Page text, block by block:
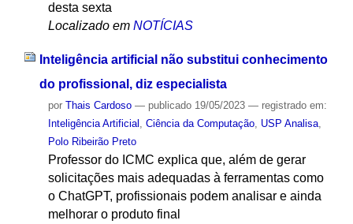
desta sexta
Localizado em NOTÍCIAS
Inteligência artificial não substitui conhecimento
do profissional, diz especialista
por Thais Cardoso — publicado19/05/2023 — registrado em:
Inteligência Artificial
Ciência da Computação, USP Analisa,
Polo Ribeirão Preto
Professor do ICMC explica que, além de gerar
solicitações mais adequadas à ferramentas como
o ChatGPT, profissionais podem analisar e ainda
melhorar o produto final